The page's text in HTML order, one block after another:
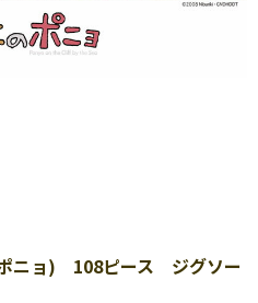
ニョ) 108ピース ジグソー